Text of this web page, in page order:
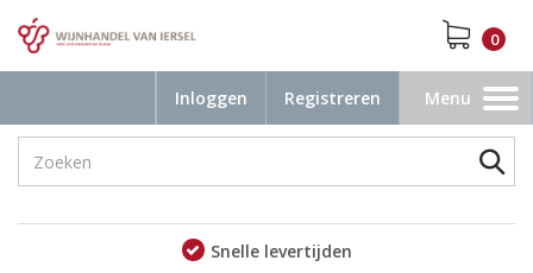
0
Inloggen Registreren
Toggle
navigation
Menu
Snelle levertijden